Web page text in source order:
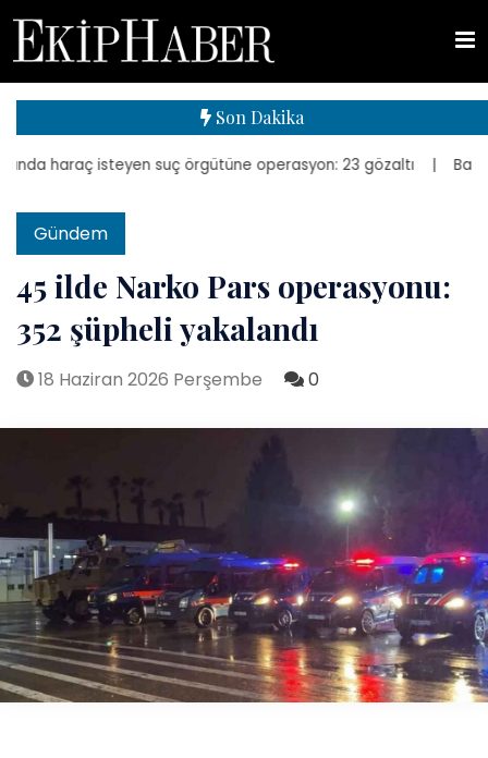
Son Dakika
haraç isteyen suç örgütüne operasyon: 23 gözaltı | Bakan
Gündem
45 ilde Narko Pars operasyonu:
352 şüpheli yakalandı
18 Haziran 2026 Perşembe 0